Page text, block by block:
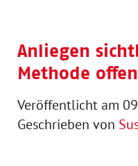
Anliegen
Methode
Veröffentlicht am
Geschrieben von